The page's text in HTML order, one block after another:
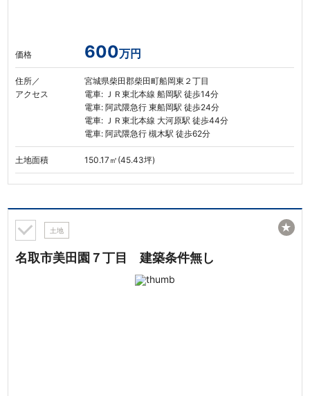
価格 600万円
住所／
アクセス
宮城県柴田郡柴田町船岡東２丁目
電車: ＪＲ東北本線 船岡駅 徒歩14分
電車: 阿武隈急行 東船岡駅 徒歩24分
電車: ＪＲ東北本線 大河原駅 徒歩44分
電車: 阿武隈急行 槻木駅 徒歩62分
土地面積 150.17㎡(45.43坪)
土地
名取市美田園７丁目 建築条件無し
★